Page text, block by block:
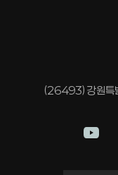
(26493) 강원특